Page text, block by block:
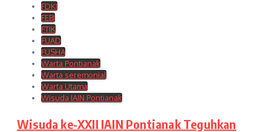
FDKI
FEBI
FTIK
FUAD
FUSHA
Warta Pontianak
Warta seremonial
Warta Utama
Wisuda IAIN Pontianak
Wisuda ke-XXII IAIN Pontianak Teguhkan